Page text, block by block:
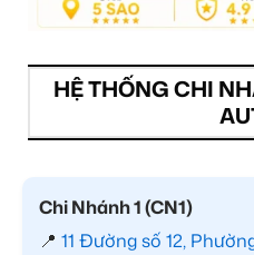
HỆ THỐNG CHI
Chi Nhánh 1 (CN1)
📍 11 Đường số 12,